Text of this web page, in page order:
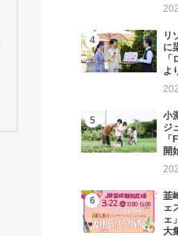
リ
に
よ
小
ジ
開
韮
ェ
ェ
大